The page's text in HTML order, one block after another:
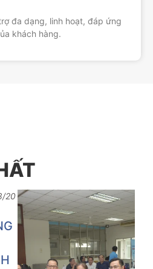
đa dạng, linh hoạt, đáp ứng
khách hàng.
20